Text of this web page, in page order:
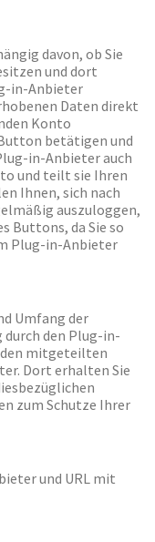
davon, ob Sie
und dort
in-Anbieter
Daten direkt
Konto
betätigen und
in-Anbieter auch
und teilt sie Ihren
Ihnen, sich nach
auszuloggen,
Buttons, da Sie so
Plug-in-Anbieter
Umfang der
den Plug-in-
mitgeteilten
Dort erhalten Sie
zum Schutze Ihrer
und URL mit